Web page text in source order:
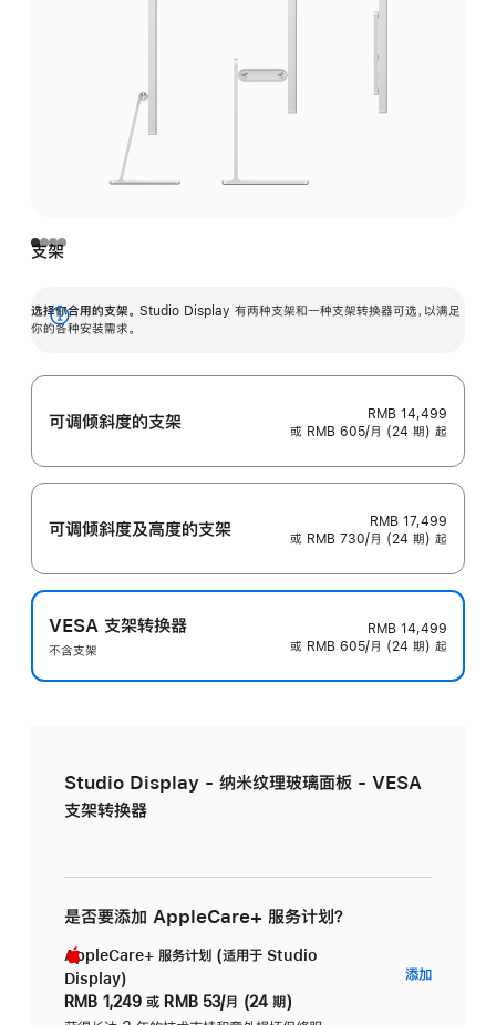
支架
选择你合用的支架。 Studio Display 有两种支架和一种支架转换器可选，以满足
你的各种安装需求。
展
可调倾斜度的支架
RMB 14,499
或 RMB 605/月 (24 期) 起
可调倾斜度及高‍度的支‍架
RMB 17,499
或 RMB 730/月 (24 期) 起
VESA 支架转换器
不含支架
RMB 14,499
或 RMB 605/月 (24 期) 起
Studio Display - 纳米纹理玻璃面板 - VESA
支架转换器
是否要添加 AppleCare+ 服务计划？
AppleCare+ 服务计划 (适用于 Studio
Display)
RMB 1,249 或 RMB 53/月 (24 期)
添加